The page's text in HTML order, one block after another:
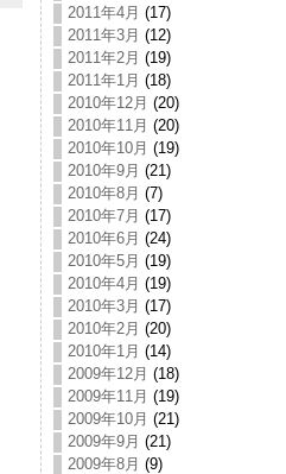
2011年4月 (17)
2011年3月 (12)
2011年2月 (19)
2011年1月 (18)
2010年12月 (20)
2010年11月 (20)
2010年10月 (19)
2010年9月 (21)
2010年8月 (7)
2010年7月 (17)
2010年6月 (24)
2010年5月 (19)
2010年4月 (19)
2010年3月 (17)
2010年2月 (20)
2010年1月 (14)
2009年12月 (18)
2009年11月 (19)
2009年10月 (21)
2009年9月 (21)
2009年8月 (9)